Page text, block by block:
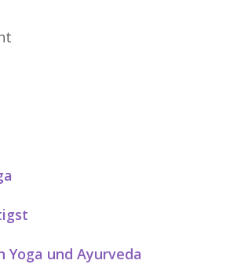
Yoga und Ayurveda